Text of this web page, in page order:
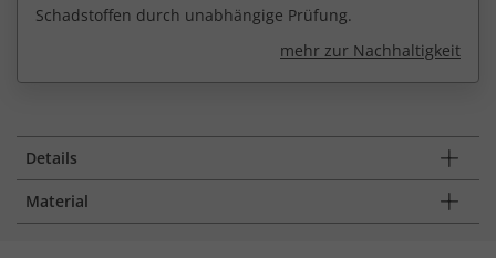
Schadstoffen durch unabhängige Prüfung.
mehr zur Nachhaltigkeit
Details
Material